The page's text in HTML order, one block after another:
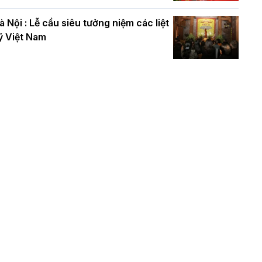
Nội : Lễ cầu siêu tưởng niệm các liệt
Việt Nam